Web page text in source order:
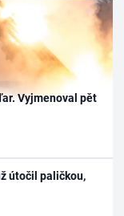
Vyjmenoval pět
útočil paličkou,